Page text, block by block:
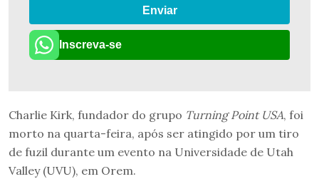
Enviar
Inscreva-se
Charlie Kirk, fundador do grupo Turning Point USA, foi
morto na quarta-feira, após ser atingido por um tiro
de fuzil durante um evento na Universidade de Utah
Valley (UVU), em Orem.